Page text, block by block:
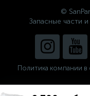
©
Запасные части
Политика компании